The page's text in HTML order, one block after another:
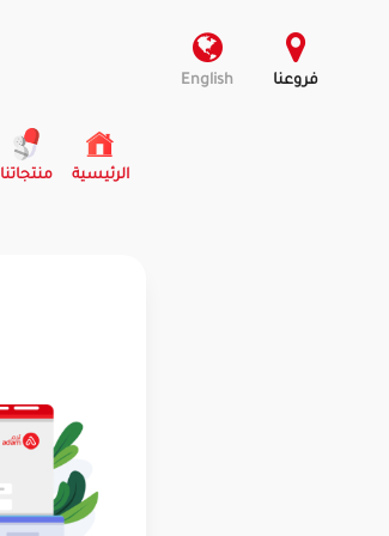
فروعنا English
الرئيسية
(current) منتجاتنا